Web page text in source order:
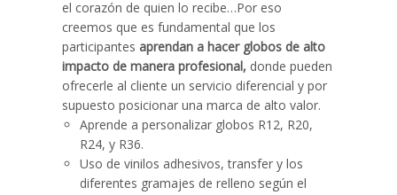
el corazón de quien lo recibe…Por eso
creemos que es fundamental que los
participantes aprendan a hacer globos de alto
impacto de manera profesional, donde pueden
ofrecerle al cliente un servicio diferencial y por
supuesto posicionar una marca de alto valor.
Aprende a personalizar globos R12, R20,
R24, y R36.
Uso de vinilos adhesivos, transfer y los
diferentes gramajes de relleno según el